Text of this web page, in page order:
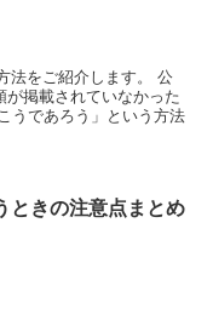
法をご紹介します。 公
が掲載されていなかった
うであろう」という方法
ときの注意点まとめ